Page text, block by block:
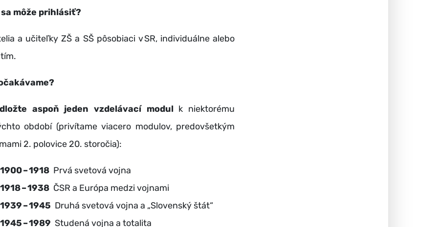
môže prihlásiť?
a učiteľky ZŠ a SŠ pôsobiaci v SR, individuálne alebo
aspoň jeden vzdelávací modul k niektorému
období (privítame viacero modulov, predovšetkým
2. polovice 20. storočia):
1900 – 1918 Prvá svetová vojna
1918 – 1938 ČSR a Európa medzi vojnami
1939 – 1945 Druhá svetová vojna a „Slovenský štát“
1945 – 1989 Studená vojna a totalita